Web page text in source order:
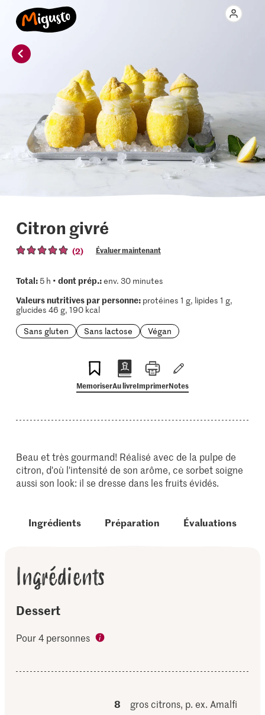
Citron givré
(2) Évaluer maintenant
Total:5 h • dont prép.:env. 30 minutes
Valeurs nutritives par personne:protéines 1 g, lipides 1 g,
glucides 46 g, 190 kcal
Sans gluten
Sans lactose Végan
MemoriserAu livreImprimerNotes
Beau et très gourmand! Réalisé avec de la pulpe de
citron, d'où l'intensité de son arôme, ce sorbet soigne
aussi son look: il se dresse dans les fruits évidés.
Ingrédients Préparation Évaluations
Ingrédients
Dessert
Pour 4 personnes
8
gros citrons, p. ex. Amalfi